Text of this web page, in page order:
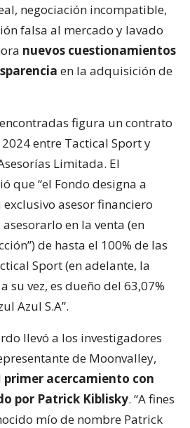
negociación incompatible,
falsa al mercado y lavado
nuevos cuestionamientos
en la adquisición de
figura un contrato
entre Tactical Sport y
Limitada. El
que “el Fondo designa a
asesor financiero
en la venta (en
de hasta el 100% de las
Sport (en adelante, la
su vez, es dueño del 63,07%
Azul S.A”.
llevó a los investigadores
de Moonvalley,
primer acercamiento con
por Patrick Kiblisky. “A fines
mío de nombre Patrick